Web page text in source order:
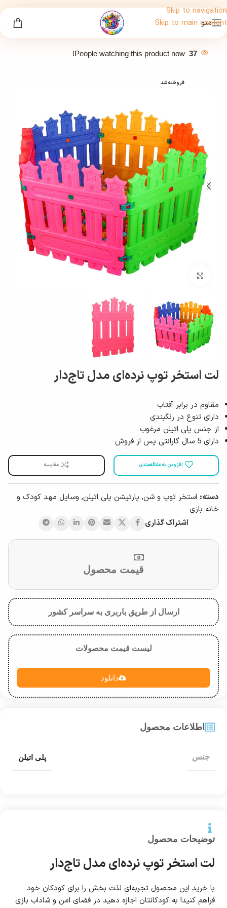
Skip to navigation
Skip to main content
منو
37
People watching this product now!
فروخته شد
لت استخر توپ نرده‌ای مدل تاج‌دار
مقاوم در برابر آفتاب
دارای تنوع در رنگبندی
از جنس پلی اتیلن مرغوب
دارای 5 سال گارانتی پس از فروش
افزودن به علاقه‌مندی مقایسه
دسته: استخر توپ و شن, پارتیشن پلی اتیلن, وسایل مهد کودک و
خانه بازی
اشتراک گذاری
قیمت محصول
ارسال از طریق باربری به سراسر کشور
لیست قیمت محصولات
دانلود
توضیحات محصول
لت استخر توپ نرده‌ای مدل تاج‌دار
با خرید این محصول تجربه‌ای لذت بخش را برای کودکان خود
فراهم کنید! به کودکانتان اجازه دهید در فضای امن و شاداب بازی
اطلاعات محصول
جنس پلی اتیلن